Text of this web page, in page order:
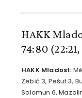
HAKK
74:80
HAKK Mladost:
Zebić 3, Pešut 3,
Solomun 6,